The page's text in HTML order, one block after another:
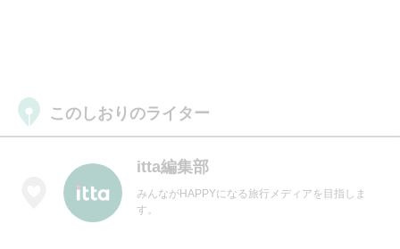
このしおりのライター
itta編集部
みんながHAPPYになる旅行メディアを目指しま
す。